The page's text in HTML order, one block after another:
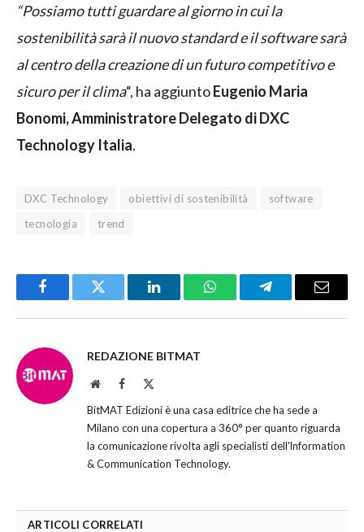
“Possiamo tutti guardare al giorno in cui la
sostenibilità sarà il nuovo standard e il software sarà
al centro della creazione di un futuro competitivo e
sicuro per il clima“, ha aggiuntoEugenio Maria
Bonomi, Amministratore Delegato di DXC
Technology Italia.
DXC Technology obiettivi di sostenibilità
software
tecnologia
trend
FacebookTwitter LinkedInWhatsAppTelegramEmail
REDAZIONE BITMAT
WebsiteFacebook
BitMAT Edizioni è una casa editrice che ha sede a
Milano con una copertura a 360° per quanto riguarda
la comunicazione rivolta agli specialisti dell'lnformation
& Communication Technology.
ARTICOLI CORRELATI